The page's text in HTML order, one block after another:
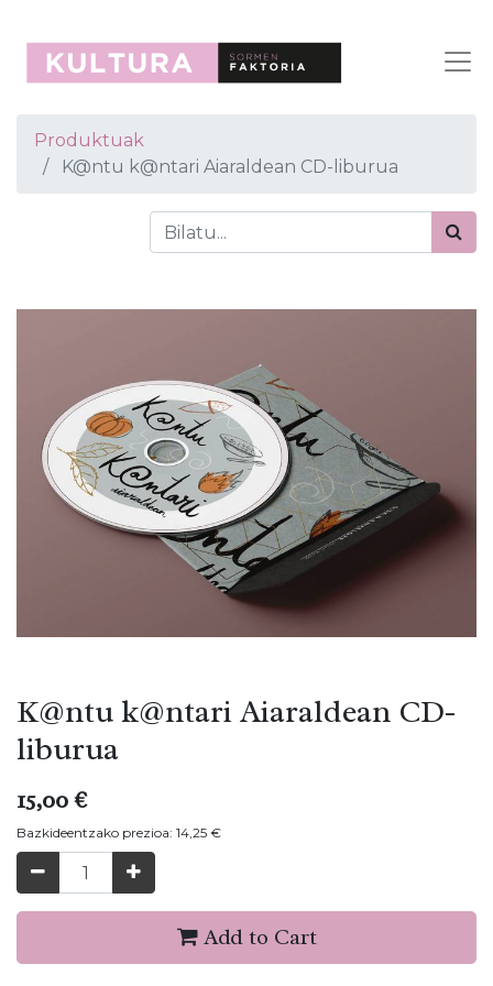
Produktuak
K@ntu k@ntari Aiaraldean CD-liburua
K@ntu k@ntari Aiaraldean CD-
liburua
15,00€
Bazkideentzako prezioa: 14,25 €
Add to Cart